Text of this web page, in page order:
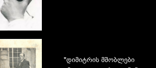
"დიმიტრის მშობლები